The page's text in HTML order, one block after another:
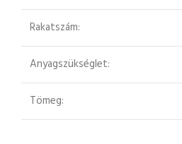
Rakatszám:
Anyagszükséglet:
Tömeg: